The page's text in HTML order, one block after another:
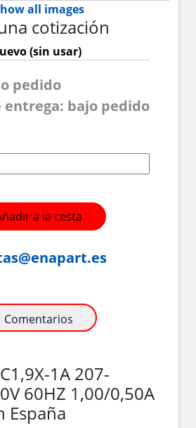
all images
cotización
(sin usar)
pedido
entrega: bajo pedido
a la cesta
Comentarios
1A 207-
60HZ 1,00/0,50A
España